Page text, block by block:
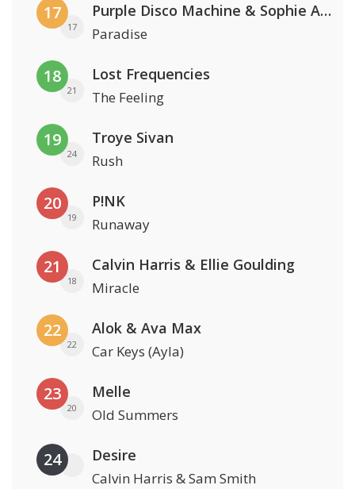
17
17
Purple Disco Machine & Sophie And The Giants
Paradise
18
21
Lost Frequencies
The Feeling
19
24
Troye Sivan
Rush
20
19
P!NK
Runaway
21
18
Calvin Harris & Ellie Goulding
Miracle
22
22
Alok & Ava Max
Car Keys (Ayla)
23
20
Melle
Old Summers
24 Desire
Calvin Harris & Sam Smith